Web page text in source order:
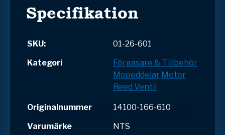
Specifikation
SKU:
01-26-601
Kategori
Förgasare & Tillbehör
Mopeddelar Motor
Reed Ventil
Originalnummer
14100-166-610
Varumärke
NTS